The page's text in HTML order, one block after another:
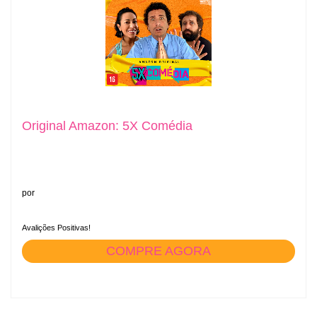
Original Amazon: 5X Comédia
por
Avalições Positivas!
COMPRE AGORA